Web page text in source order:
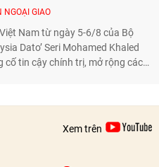
NGOẠI GIAO
Nam từ ngày 5-6/8 của Bộ
Dato’ Seri Mohamed Khaled
cố tin cậy chính trị, mở rộng các
Xem trên